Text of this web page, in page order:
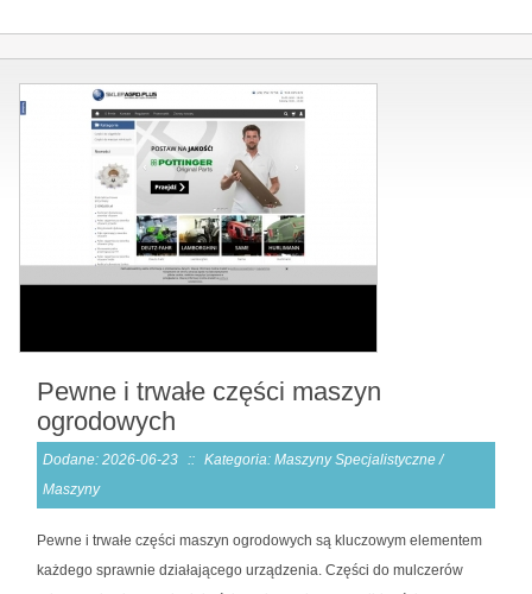
Pewne i trwałe części maszyn
ogrodowych
Dodane: 2026-06-23 :: Kategoria: Maszyny Specjalistyczne /
Maszyny
Pewne i trwałe części maszyn ogrodowych są kluczowym elementem
każdego sprawnie działającego urządzenia. Części do mulczerów